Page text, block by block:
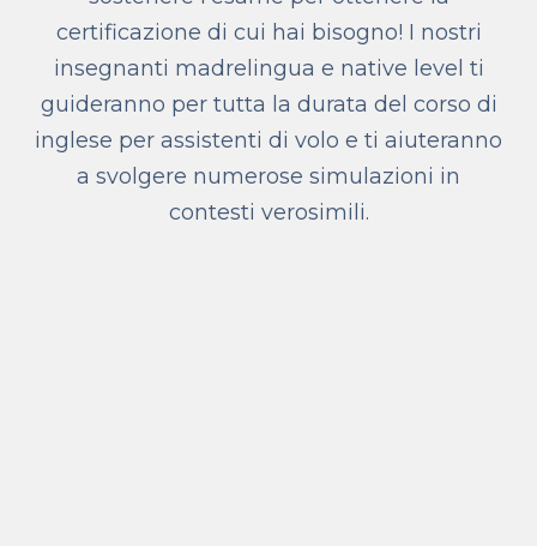
certificazione di cui hai bisogno! I nostri
insegnanti madrelingua e native level ti
guideranno per tutta la durata del corso di
inglese per assistenti di volo e ti aiuteranno
a svolgere numerose simulazioni in
contesti verosimili.